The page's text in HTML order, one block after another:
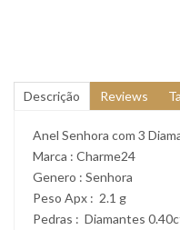
Descrição Reviews
Anel Senhora com 3
Marca : Charme24
Genero : Senhora
Peso Apx : 2.1 g
Pedras : Diamantes